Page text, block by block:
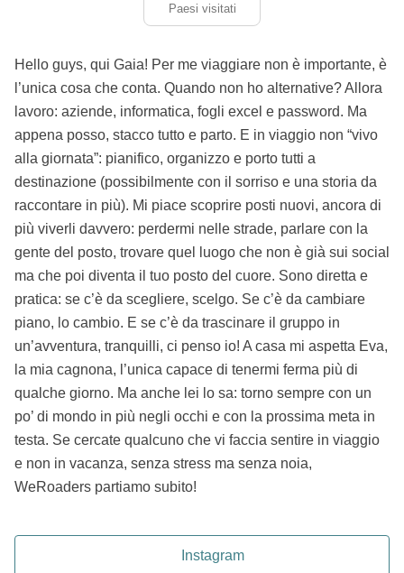
Paesi visitati
Hello guys, qui Gaia! Per me viaggiare non è importante, è
l’unica cosa che conta. Quando non ho alternative? Allora
lavoro: aziende, informatica, fogli excel e password. Ma
appena posso, stacco tutto e parto. E in viaggio non “vivo
alla giornata”: pianifico, organizzo e porto tutti a
destinazione (possibilmente con il sorriso e una storia da
raccontare in più). Mi piace scoprire posti nuovi, ancora di
più viverli davvero: perdermi nelle strade, parlare con la
gente del posto, trovare quel luogo che non è già sui social
ma che poi diventa il tuo posto del cuore. Sono diretta e
pratica: se c’è da scegliere, scelgo. Se c’è da cambiare
piano, lo cambio. E se c’è da trascinare il gruppo in
un’avventura, tranquilli, ci penso io! A casa mi aspetta Eva,
la mia cagnona, l’unica capace di tenermi ferma più di
qualche giorno. Ma anche lei lo sa: torno sempre con un
po’ di mondo in più negli occhi e con la prossima meta in
testa. Se cercate qualcuno che vi faccia sentire in viaggio
e non in vacanza, senza stress ma senza noia,
WeRoaders partiamo subito!
Instagram